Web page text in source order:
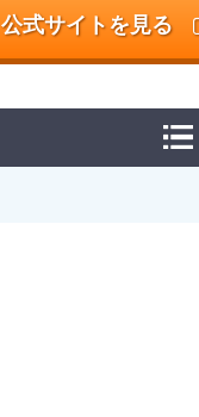
公式サイトを見る